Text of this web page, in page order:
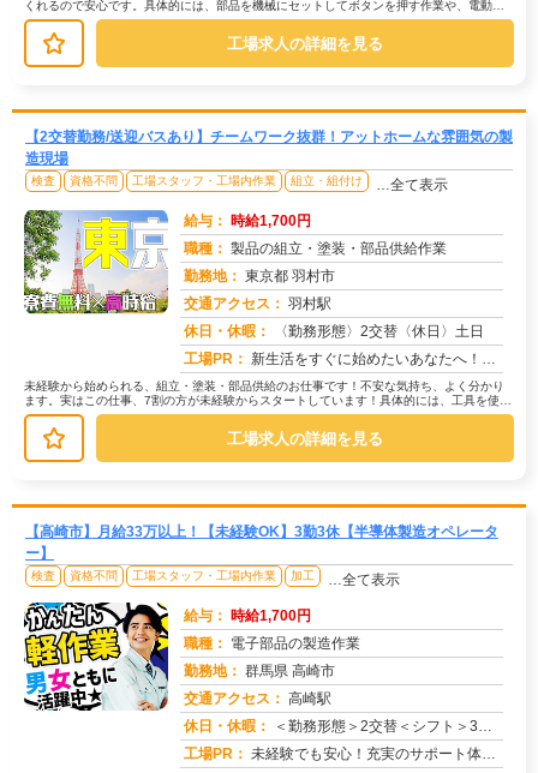
くれるので安心です。具体的には、部品を機械にセットしてボタンを押す作業や、電動ド
ライバーを使って部品を組み付ける作...
工場求人の詳細を見る
【2交替勤務/送迎バスあり】チームワーク抜群！アットホームな雰囲気の製
造現場
検査 資格不問 工場スタッフ・工場内作業 組立・組付け …全て表示
給与： 時給1,700円
職種： 製品の組立・塗装・部品供給作業
勤務地： 東京都 羽村市
交通アクセス： 羽村駅
休日・休暇：
〈勤務形態〉2交替〈休日〉土日
工場PR： 新生活をすぐに始めたいあなたへ！株式会社京栄センターでは、未経験者も安心してスタートできる環境が整っています。→最...
未経験から始められる、組立・塗装・部品供給のお仕事です！不安な気持ち、よく分かり
ます。実はこの仕事、7割の方が未経験からスタートしています！具体的には、工具を使っ
て部品を組み立てたり、塗装機械を...
工場求人の詳細を見る
【高崎市】月給33万以上！【未経験OK】3勤3休【半導体製造オペレータ
ー】
検査 資格不問 工場スタッフ・工場内作業 加工 …全て表示
給与： 時給1,700円
職種： 電子部品の製造作業
勤務地： 群馬県 高崎市
交通アクセス： 高崎駅
休日・休暇：
＜勤務形態＞2交替＜シフト＞3勤3休＜休日＞工場カレンダーによる/長期休暇/GW /夏季/ 年末年始
工場PR： 未経験でも安心！充実のサポート体制で新しい一歩を踏み出せます。☆経験・スキルは一切不問！学歴も問いません。☆未経験...